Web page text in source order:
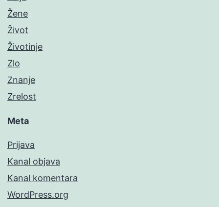
Žene
Život
Životinje
Zlo
Znanje
Zrelost
Meta
Prijava
Kanal objava
Kanal komentara
WordPress.org